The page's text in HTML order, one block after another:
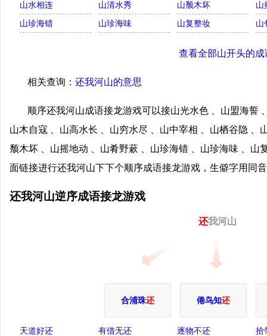
山水相连
山清水秀 山颓木坏
山
山珍海错
山珍海味 山复整妆 山
查看全部山开头的成
相关查询： 还我河山的意思
顺序还我河山成语接龙游戏可以接山光水色 、山盟海誓
山木自寇 、山高水长 、山穷水尽 、山中宰相 、山栖谷隐 、
颓木坏 、山摇地动 、山肴野蔌 、山珍海错 、山珍海味 、山
面链接进行还我河山下下个顺序成语接龙游戏，生僻字用同
还我河山逆序成语接龙游戏
还我河山
合浦珠还 倦鸟知还
天道好还 有借无还 逐物不还
拾